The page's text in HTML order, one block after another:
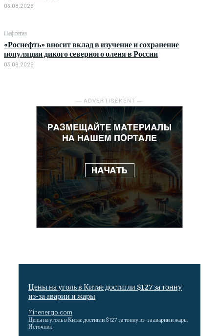
03.08.2026
Нефтегаз
«Роснефть» вносит вклад в изучение и сохранение
популяции дикого северного оленя в России
03.08.2026
― ADVERTISEMENT ―
Цены на уголь в Китае достигли $127 за тонну
из-за аварии и жары
Minenergo.com
Цены на уголь в Китае достигли $127 за тонну из-за аварии и жары
Источник